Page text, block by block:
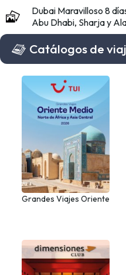
Dubai Maravilloso 8
Abu Dhabi, Sharja y
Catálogos de
Grandes Viajes Oriente